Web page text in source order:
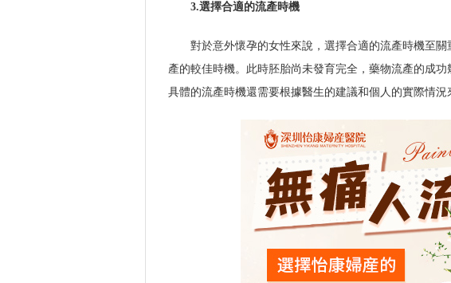
3.選擇合適的流產時機
對於意外懷孕的女性來說，選擇合適的流產時機至
產的較佳時機。此時胚胎尚未發育完全，藥物流產的成
具體的流產時機還需要根據醫生的建議和個人的實際情況